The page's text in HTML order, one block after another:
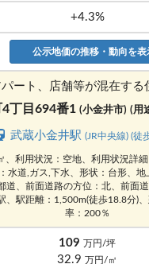
+4.3%
公示地価の推移・動向を表
ート、店舗等が混在す
丁目694番1 (小金井市) (用
武蔵小金井駅 (JR中央線) (徒
、利用状況：空地、利用状況詳
水道,ガス,下水、形状：台形、地
道、前面道路の方位：北、前面
、駅距離：1,500m(徒歩18.8分)
率：200％
109 万円/坪
32.9 万円/㎡